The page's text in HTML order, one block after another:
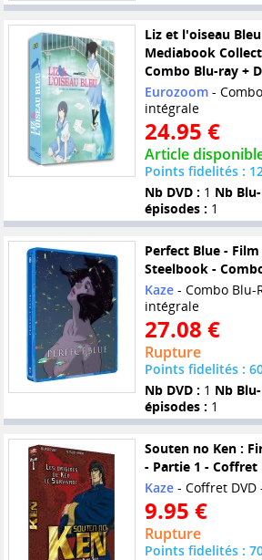
Liz et l'oiseau
Mediabook
Combo Blu-ray +
Eurozoom-
intégrale
24.95 €
Article
Points fidelités :
Nb DVD : 1 Nb
épisodes : 1
Perfect Blue -
Steelbook -
Kaze- Combo Blu-
intégrale
27.08 €
Rupture
Points fidelités :
Nb DVD : 1 Nb
épisodes : 1
Souten no Ken :
- Partie 1 - Coffret
Kaze- Coffret DVD
9.95 €
Rupture
Points fidelités :